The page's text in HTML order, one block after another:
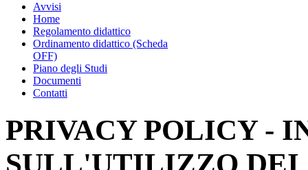
Avvisi
Home
Regolamento didattico
Ordinamento didattico (Scheda
OFF)
Piano degli Studi
Documenti
Contatti
PRIVACY POLICY -